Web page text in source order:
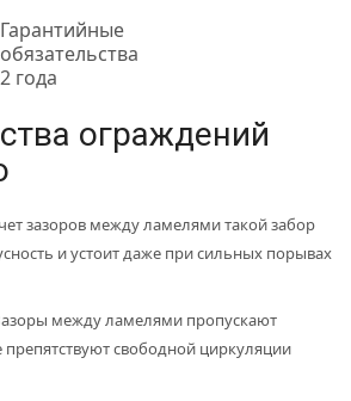
Гарантийные
обязательства
2 года
ограждений
зазоров между ламелями такой забор
и устоит даже при сильных порывах
между ламелями пропускают
препятствуют свободной циркуляции